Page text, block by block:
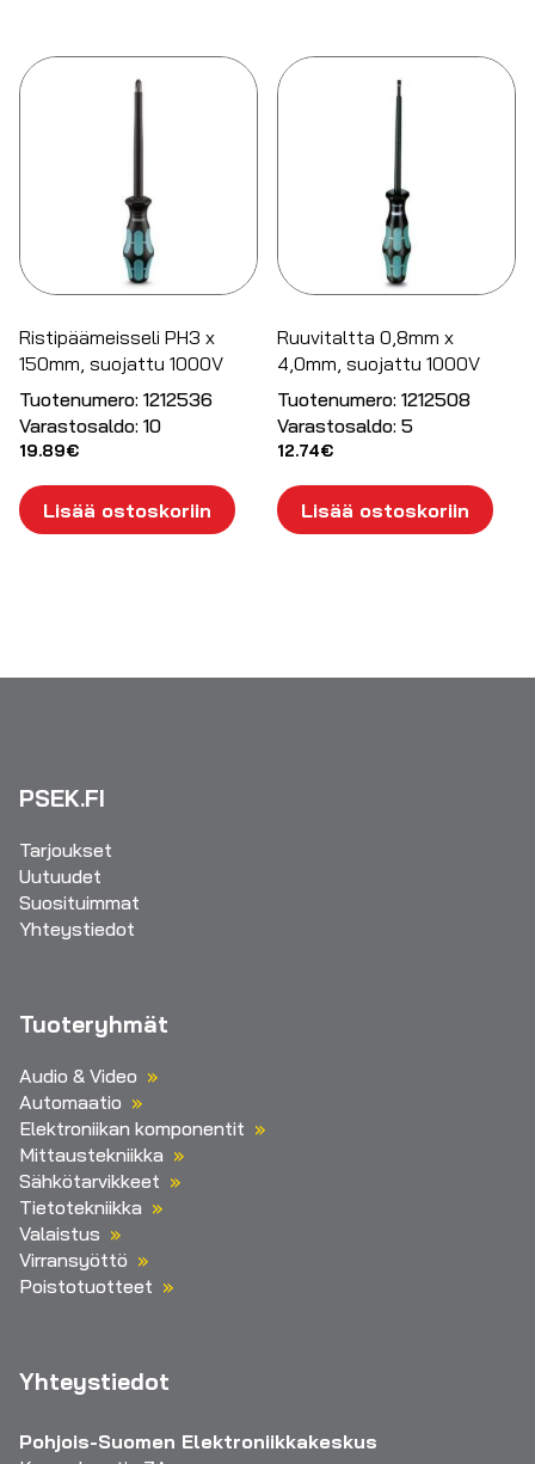
Ristipäämeisseli PH3 x
150mm, suojattu 1000V
Tuotenumero: 1212536
Varastosaldo: 10
19.89€
Lisää ostoskoriin
Ruuvitaltta 0,8mm x
4,0mm, suojattu 1000V
Tuotenumero: 1212508
Varastosaldo: 5
12.74€
Lisää ostoskoriin
PSEK.FI
Tarjoukset
Uutuudet
Suosituimmat
Yhteystiedot
Tuoteryhmät
Audio & Video
Automaatio
Elektroniikan komponentit
Mittaustekniikka
Sähkötarvikkeet
Tietotekniikka
Valaistus
Virransyöttö
Poistotuotteet
Yhteystiedot
Pohjois-Suomen Elektroniikkakeskus